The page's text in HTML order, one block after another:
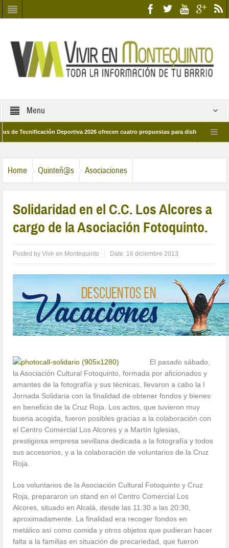
Menu
Deportiva 2026 ofrecen cuatro propuestas para disfrutar del deporte
Home Quinteñ@s Asociaciones
Solidaridad en el C.C. Los Alcores a
cargo de la Asociación Fotoquinto.
Posted byVivir en Montequinto Date: 16 diciembre 2013
El pasado sábado,
la Asociación Cultural Fotoquinto, formada por aficionados y
amantes de la fotografía y sus técnicas, llevaron a cabo la I
Jornada Solidaria con la finalidad de obtener fondos y bienes
en beneficio de la Cruz Roja. Los actos, que tuvieron muy
buena acogida, fueron posibles gracias a la colaboración con
el Centro Comercial Los Alcores y a Martín Iglesias,
prestigiosa empresa sevillana dedicada a la fotografía y todos
sus accesorios, y a la colaboración de voluntarios de la Cruz
Roja.
Los voluntarios de la Asociación Cultural Fotoquinto y Cruz
Roja, prepararon un stand en el Centro Comercial Los
Alcores, situado en Alcalá, desde las 11:30 a las 20:30,
aproximadamente. La finalidad era recoger fondos en
metálico así como comida y otros objetos que pudieran hacer
falta a la familias en situación de precariedad, que fueron